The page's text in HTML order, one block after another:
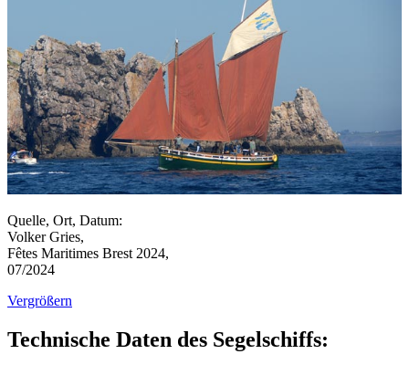
Quelle, Ort, Datum:
Volker Gries,
Fêtes Maritimes Brest 2024,
07/2024
Vergrößern
Technische Daten des Segelschiffs: